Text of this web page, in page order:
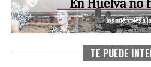
TE PUEDE